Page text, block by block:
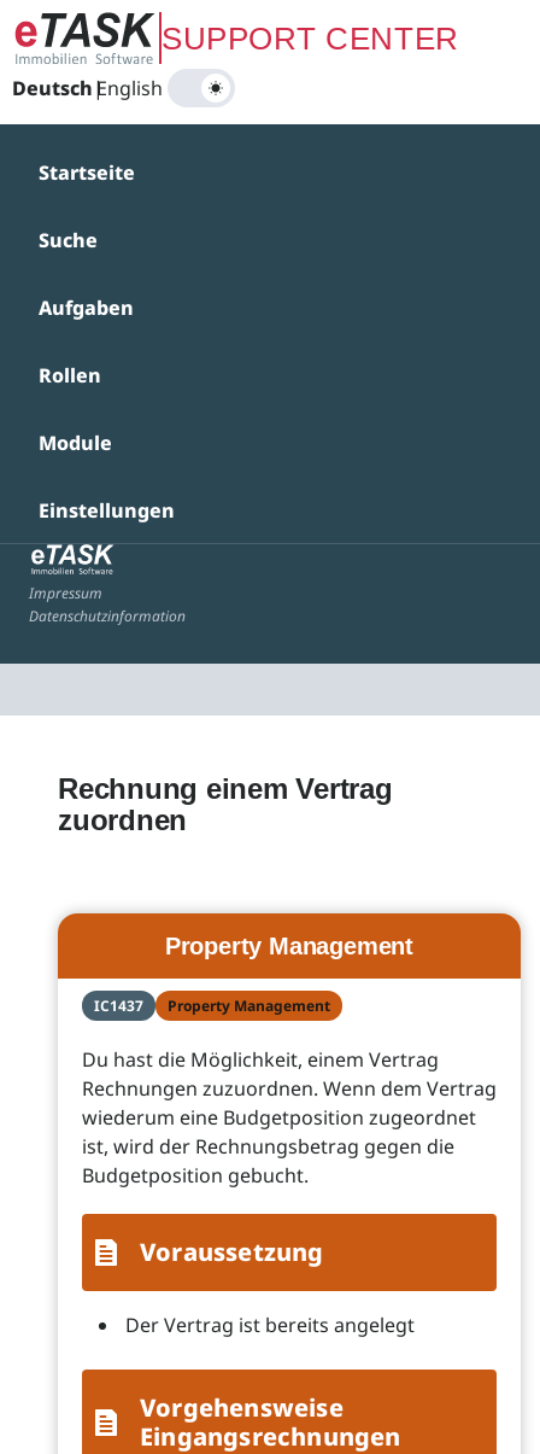
Zum Hauptinhalt springenSUPPORT CENTER
Deutsch|
English
Startseite
Suche
Aufgaben
Rollen
Module
Einstellungen
Impressum
Datenschutzinformation
Rechnung einem Vertrag
zuordnen
Property Management
IC1437 Property Management
Du hast die Möglichkeit, einem Vertrag
Rechnungen zuzuordnen. Wenn dem Vertrag
wiederum eine Budgetposition zugeordnet
ist, wird der Rechnungsbetrag gegen die
Budgetposition gebucht.
Voraussetzung
Der Vertrag ist bereits angelegt
Vorgehensweise
Eingangsrechnungen